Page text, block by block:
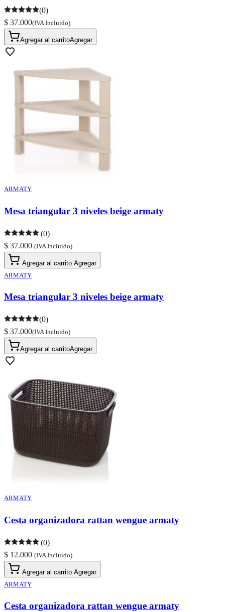
(0)
$ 37.000(IVA Incluido)
Agregar al carritoAgregar
ARMATY
Mesa triangular 3 niveles beige armaty
(0)
$ 37.000 (IVA Incluido)
Agregar al carrito Agregar
ARMATY
Mesa triangular 3 niveles beige armaty
(0)
$ 37.000(IVA Incluido)
Agregar al carritoAgregar
ARMATY
Cesta organizadora rattan wengue armaty
(0)
$ 12.000 (IVA Incluido)
Agregar al carrito Agregar
ARMATY
Cesta organizadora rattan wengue armaty